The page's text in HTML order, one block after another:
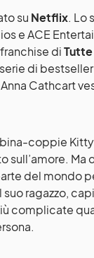
su Netflix. Lo
e ACE
di
di
Cathcart
coppie
sull’amore. Ma
del mondo
ragazzo,
complicate